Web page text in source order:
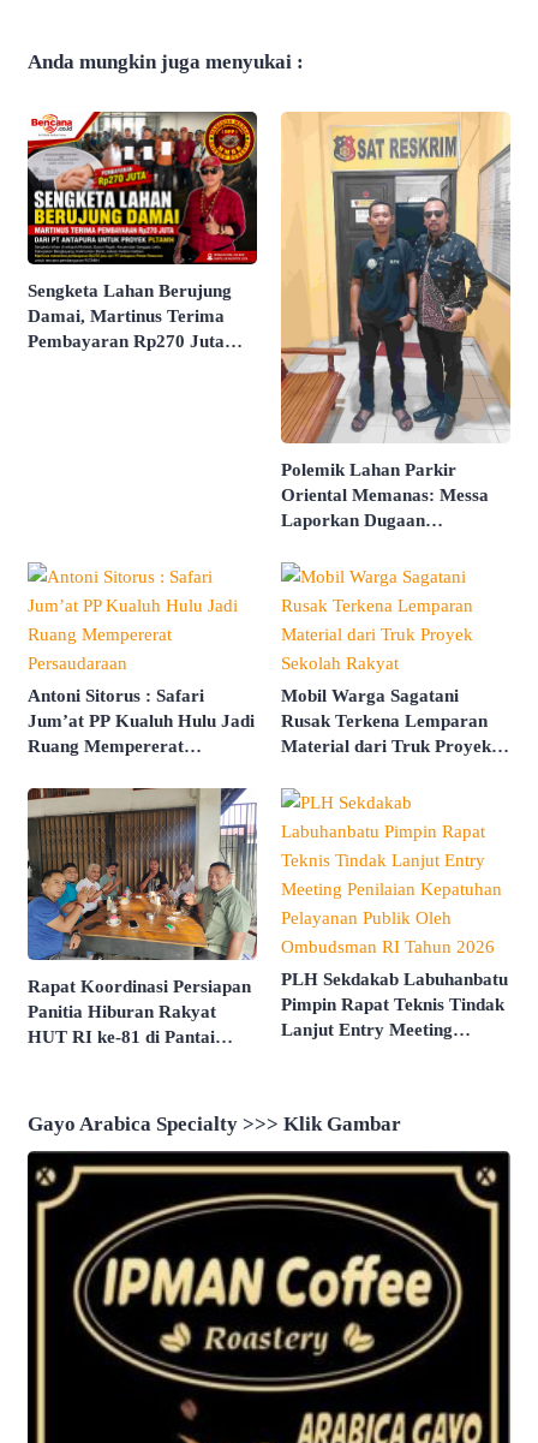
Anda mungkin juga menyukai :
Sengketa Lahan Berujung
Damai, Martinus Terima
Pembayaran Rp270 Juta
Polemik Lahan Parkir
Oriental Memanas: Messa
Laporkan Dugaan
Antoni Sitorus : Safari
Jum’at PP Kualuh Hulu Jadi
Ruang Mempererat
Mobil Warga Sagatani
Rusak Terkena Lemparan
Material dari Truk Proyek
Rapat Koordinasi Persiapan
Panitia Hiburan Rakyat
HUT RI ke-81 di Pantai
PLH Sekdakab Labuhanbatu
Pimpin Rapat Teknis Tindak
Lanjut Entry Meeting
Gayo Arabica Specialty >>> Klik Gambar